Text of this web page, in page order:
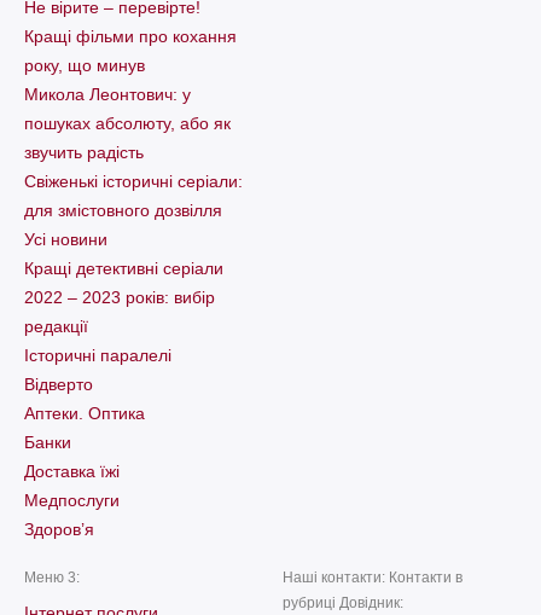
Не вірите – перевірте!
Кращі фільми про кохання
року, що минув
Микола Леонтович: у
пошуках абсолюту, або як
звучить радість
Свіженькі історичні серіали:
для змістовного дозвілля
Усі новини
Кращі детективні серіали
2022 – 2023 років: вибір
редакції
Історичні паралелі
Відверто
Аптеки. Оптика
Банки
Доставка їжі
Медпослуги
Здоров’я
Меню 3:
Наші контакти: Контакти в
рубриці Довідник: